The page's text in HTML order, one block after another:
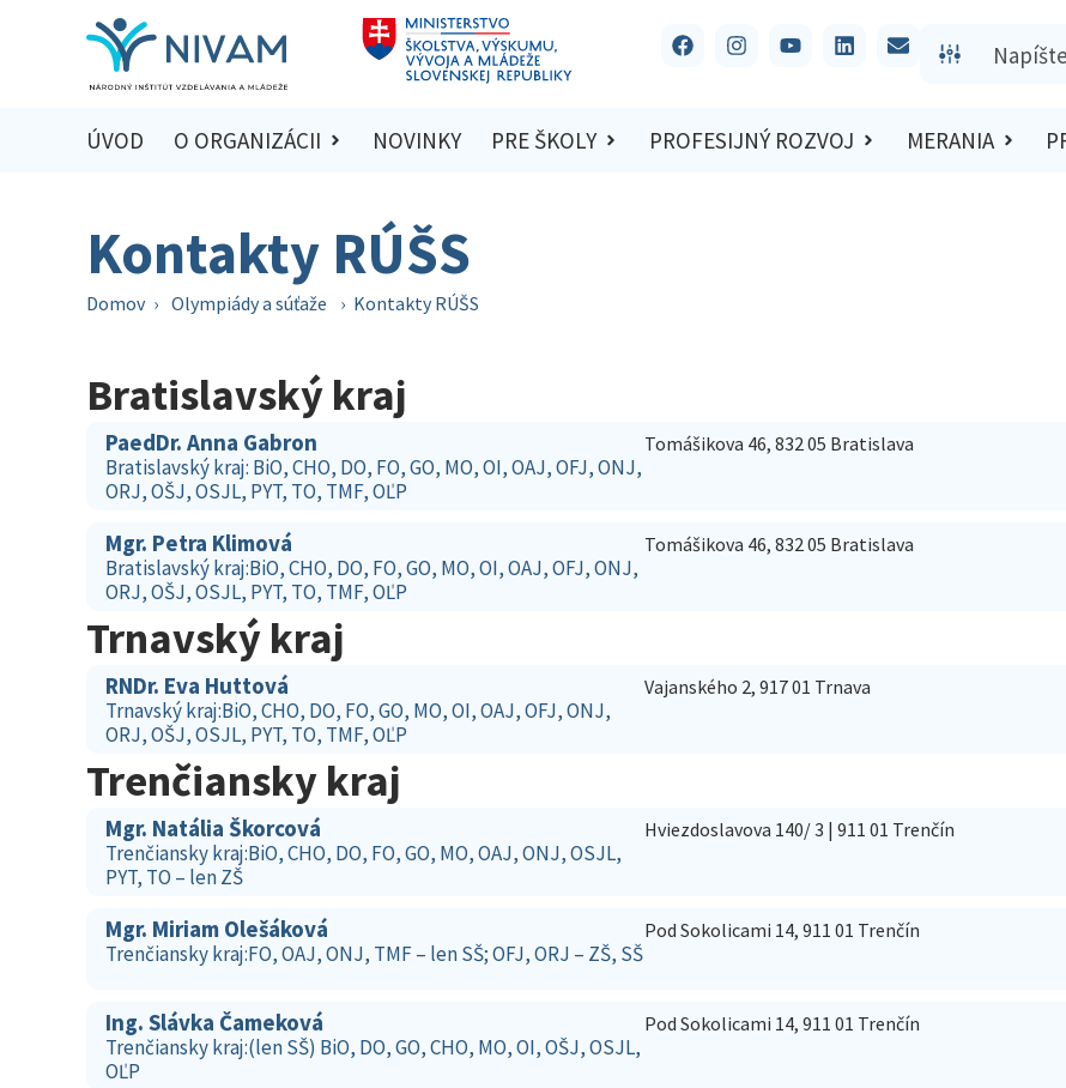
ÚVOD O ORGANIZÁCII NOVINKY PRE ŠKOLY PROFESIJNÝ ROZVOJ MERANIA
Kontakty RÚŠS
Domov › Olympiády a súťaže › Kontakty RÚŠS
Bratislavský kraj
PaedDr. Anna Gabron
Bratislavský kraj: BiO, CHO, DO, FO, GO, MO, OI, OAJ, OFJ, ONJ,
ORJ, OŠJ, OSJL, PYT, TO, TMF, OĽP
Tomášikova 46, 832 05 Bratislava
Mgr. Petra Klimová
Bratislavský kraj:BiO, CHO, DO, FO, GO, MO, OI, OAJ, OFJ, ONJ,
ORJ, OŠJ, OSJL, PYT, TO, TMF, OĽP
Tomášikova 46, 832 05 Bratislava
Trnavský kraj
RNDr. Eva Huttová
Trnavský kraj:BiO, CHO, DO, FO, GO, MO, OI, OAJ, OFJ, ONJ,
ORJ, OŠJ, OSJL, PYT, TO, TMF, OĽP
Vajanského 2, 917 01 Trnava
Trenčiansky kraj
Mgr. Natália Škorcová
Trenčiansky kraj:BiO, CHO, DO, FO, GO, MO, OAJ, ONJ, OSJL,
PYT, TO – len ZŠ
Hviezdoslavova 140/ 3 | 911 01 Trenčín
Mgr. Miriam Olešáková
Trenčiansky kraj:FO, OAJ, ONJ, TMF – len SŠ; OFJ, ORJ – ZŠ, SŠ
Pod Sokolicami 14, 911 01 Trenčín
Ing. Slávka Čameková
Trenčiansky kraj:(len SŠ) BiO, DO, GO, CHO, MO, OI, OŠJ, OSJL,
OĽP
Pod Sokolicami 14, 911 01 Trenčín